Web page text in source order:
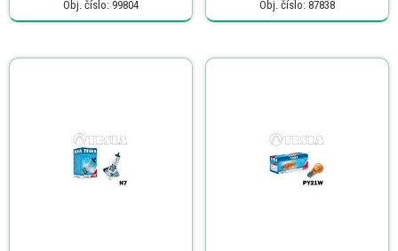
Obj. číslo: 99804
Obj. číslo: 87838